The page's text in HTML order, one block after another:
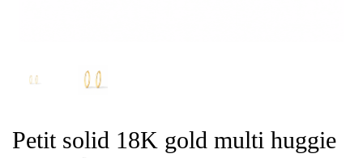
Petit solid 18K gold multi huggie